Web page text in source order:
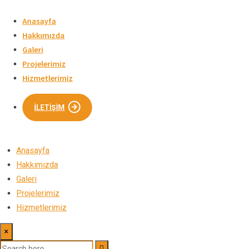
content
Anasayfa
Hakkımızda
Galeri
Projelerimiz
Hizmetlerimiz
İLETIŞIM
Anasayfa
Hakkımızda
Galeri
Projelerimiz
Hizmetlerimiz
×